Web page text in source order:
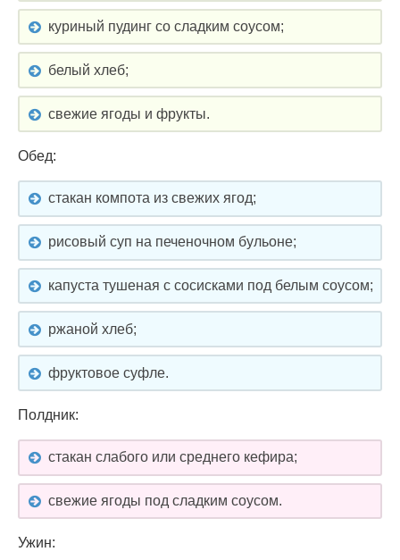
куриный пудинг со сладким соусом;
белый хлеб;
свежие ягоды и фрукты.
Обед:
стакан компота из свежих ягод;
рисовый суп на печеночном бульоне;
капуста тушеная с сосисками под белым соусом;
ржаной хлеб;
фруктовое суфле.
Полдник:
стакан слабого или среднего кефира;
свежие ягоды под сладким соусом.
Ужин: